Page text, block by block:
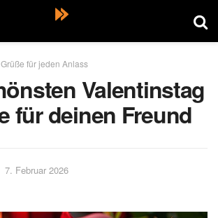
für jeden Anlass
Valentinstag
für deinen Freund
7. Februar 2026